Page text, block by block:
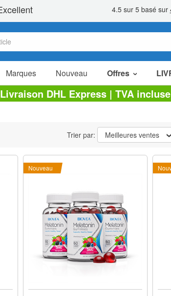
Marques Nouveau Offres
Articles en
Packs Économiques
Livraison DHL Express | TVA incluse
Trier par: Meilleures ventes
Nouveau